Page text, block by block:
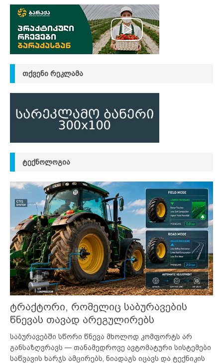
ᲗᲥᲕᲔᲜᲘ ᲠᲔᲙᲚᲐᲛᲐ
ᲢᲔᲥᲜᲝᲚᲝᲒᲘᲐ
ტრაქტორი, რომელიც საბურავების
წნევას თავად არეგულირებს
საბურავებში სწორი წნევა მხოლოდ კომფორტს არ
განსაზღვრავს — თანამედროვე ავტომატური სისტემები
საწვავის ხარჯს ამცირებს, ნიადაგს იცავს და ტექნიკის